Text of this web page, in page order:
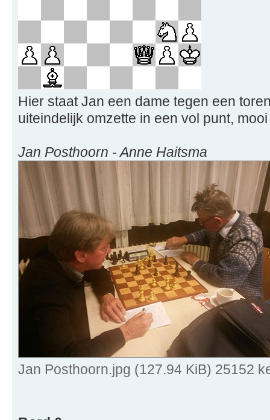
Hier staat Jan een dame tegen een
uiteindelijk omzette in een vol punt,
Jan Posthoorn - Anne Haitsma
Jan Posthoorn.jpg (127.94 KiB) 25152